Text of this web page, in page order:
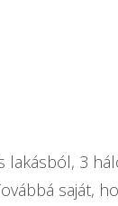
lakásból, 3